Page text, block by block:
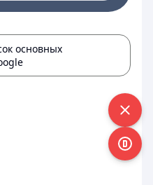
основных